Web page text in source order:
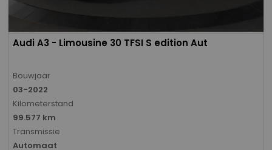
Audi A3 - Limousine 30 TFSI S edition Aut
Bouwjaar
03-2022
Kilometerstand
99.577 km
Transmissie
Automaat